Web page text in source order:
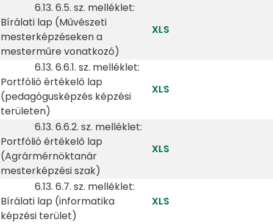
6.13. 6.5. sz. melléklet:
Bírálati lap (Művészeti
mesterképzéseken a
mesterműre vonatkozó)
XLS
6.13. 6.6.1. sz. melléklet:
Portfólió értékelő lap
(pedagógusképzés képzési
területen)
XLS
6.13. 6.6.2. sz. melléklet:
Portfólió értékelő lap
(Agrármérnöktanár
mesterképzési szak)
XLS
6.13. 6.7. sz. melléklet:
Bírálati lap (informatika
képzési terület)
XLS